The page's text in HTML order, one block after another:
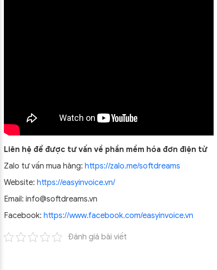
Liên hệ để được tư vấn về phần mềm hóa đơn điện tử
Zalo tư vấn mua hàng: https://zalo.me/softdreams
Website: https://easyinvoice.vn/
Email: info@softdreams.vn
Facebook: https://www.facebook.com/easyinvoice.vn
Đánh giá bài viết